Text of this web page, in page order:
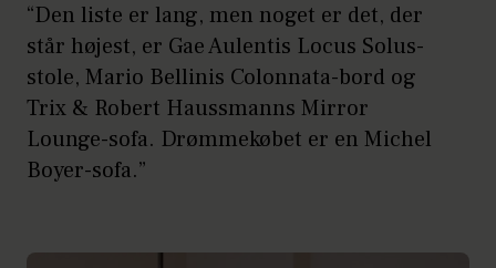
“Den liste er lang, men noget er det, der
står højest, er Gae Aulentis Locus Solus-
stole, Mario Bellinis Colonnata-bord og
Trix & Robert Haussmanns Mirror
Lounge-sofa. Drømmekøbet er en Michel
Boyer-sofa.”